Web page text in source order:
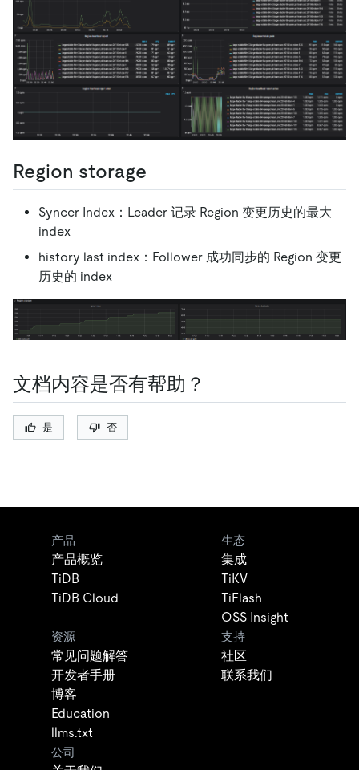
Region storage
Syncer Index：Leader 记录 Region 变更历史的最大
index
history last index：Follower 成功同步的 Region 变更
历史的 index
文档内容是否有帮助？
是 否
产品
产品概览
TiDB
TiDB Cloud
生态
集成
TiKV
TiFlash
OSS Insight
资源
常见问题解答
开发者手册
博客
Education
llms.txt
支持
社区
联系我们
公司